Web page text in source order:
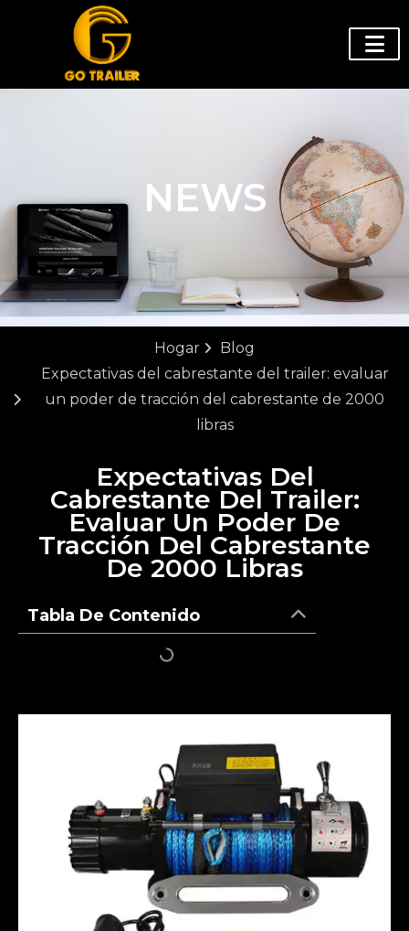
NEWS
Hogar
Blog
Expectativas del cabrestante del trailer: evaluar
un poder de tracción del cabrestante de 2000
libras
Expectativas Del
Cabrestante Del Trailer:
Evaluar Un Poder De
Tracción Del Cabrestante
De 2000 Libras
Tabla De Contenido